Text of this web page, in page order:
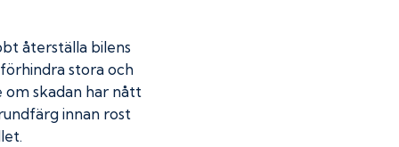
återställa bilens
stora och
skadan har nått
innan rost